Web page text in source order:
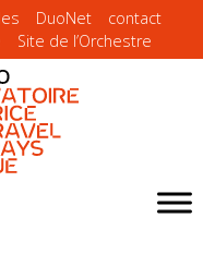
DuoNet
contact
Site de l’Orchestre